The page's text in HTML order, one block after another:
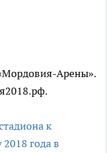
Арены».
к
года в